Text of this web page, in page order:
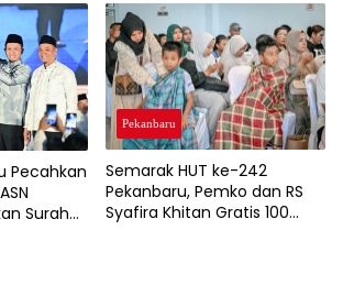
Pecahkan
Surah
Pekanbaru
Semarak HUT ke-242
Pekanbaru, Pemko dan RS
Syafira Khitan Gratis 100